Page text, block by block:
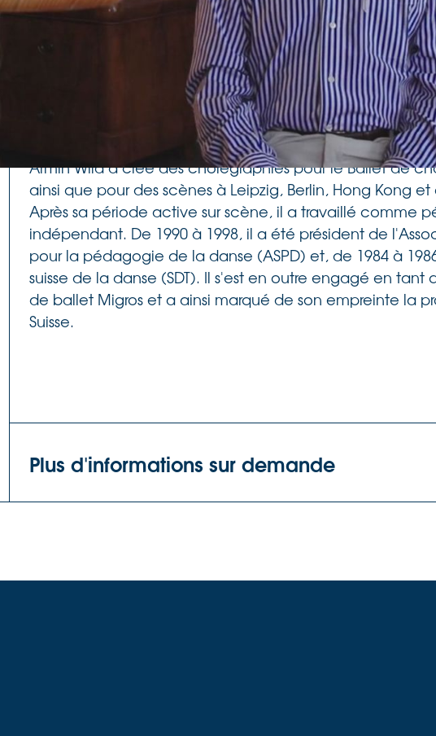
Avec Malou Fenaroli, il a fondé l'école professionnelle
travaillé comme professeur principal et maître de ballet
internationale l'a conduit aux Philippines de 1980 à
chorégraphe, puis directeur de laPhilippines Dance
Zürich Tanz-Theaterde Yella
Armin Wild a créé des chorégraphies pour le Ballet de
ainsi que pour des scènes à Leipzig, Berlin, Hong Kong
Après sa période active sur scène, il a travaillé comme
indépendant. De 1990 à 1998, il a été président de
pour la pédagogie de la danse (ASPD) et, de 1984 à
suisse de la danse (SDT). Il s'est en outre engagé en
de ballet Migros et a ainsi marqué de son empreinte la
Suisse.
Plus d'informations sur demande